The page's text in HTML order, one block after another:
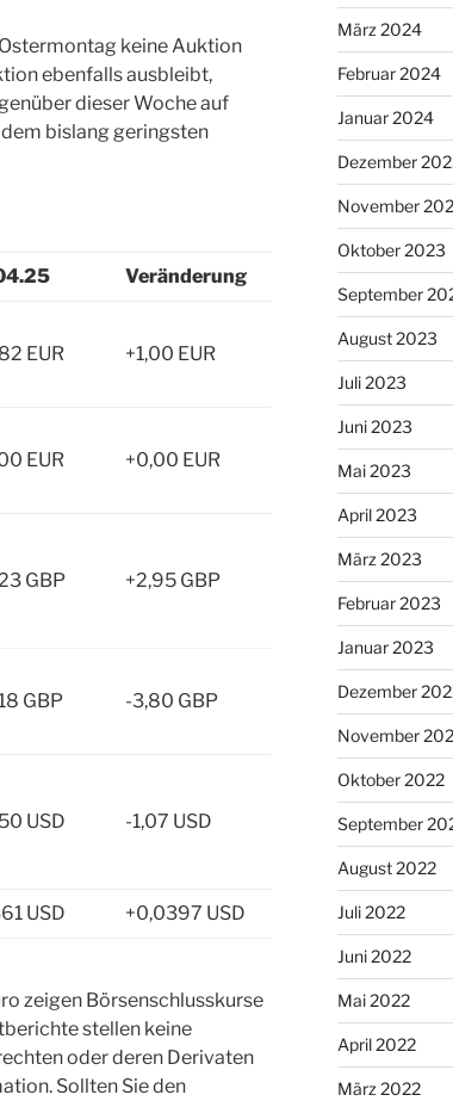
keine Auktion
ebenfalls ausbleibt,
dieser Woche auf
bislang geringsten
Veränderung
EUR +1,00 EUR
EUR +0,00 EUR
GBP +2,95 GBP
GBP -3,80 GBP
USD -1,07 USD
USD +0,0397 USD
zeigen Börsenschlusskurse
stellen keine
oder deren Derivaten
Sollten Sie den
März 2024
Februar 2024
Januar 2024
Dezember
November
Oktober 2023
September
August 2023
Juli 2023
Juni 2023
Mai 2023
April 2023
März 2023
Februar 2023
Januar 2023
Dezember
November
Oktober 2022
September
August 2022
Juli 2022
Juni 2022
Mai 2022
April 2022
März 2022